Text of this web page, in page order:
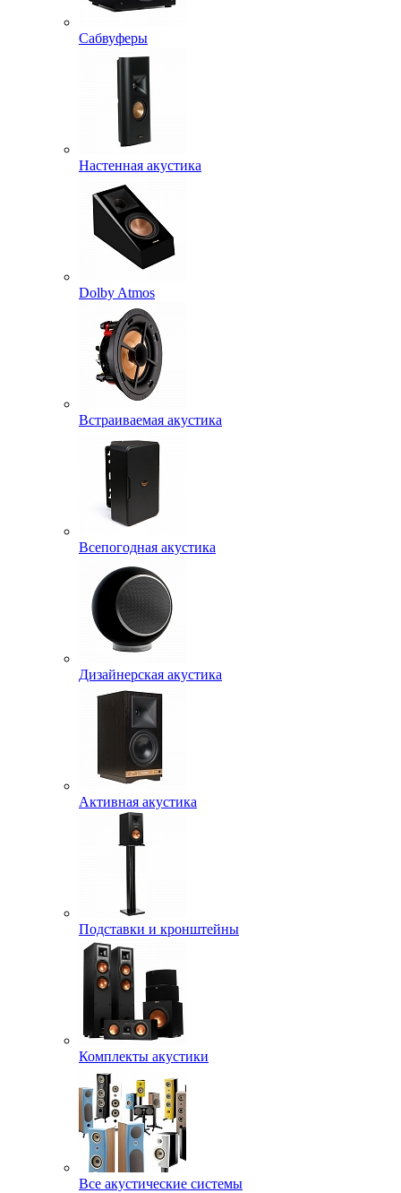
Сабвуферы
Настенная акустика
Dolby Atmos
Встраиваемая акустика
Всепогодная акустика
Дизайнерская акустика
Активная акустика
Подставки и кронштейны
Комплекты акустики
Все акустические системы